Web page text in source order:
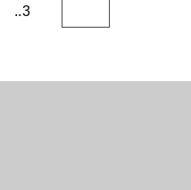
..3